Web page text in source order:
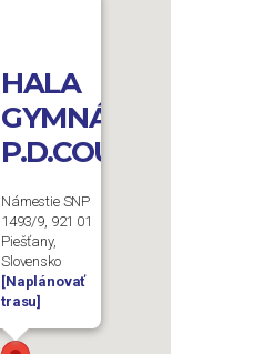
HALA
GYMNÁZIA
P.D.COUBERTINA
Námestie SNP
1493/9, 921 01
Piešťany,
Slovensko
[Naplánovať
trasu]